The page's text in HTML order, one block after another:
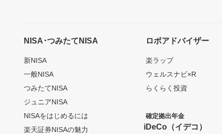
NISA･つみたてNISA
新NISA
一般NISA
つみたてNISA
ジュニアNISA
NISAをはじめるには
楽天証券NISAの魅力
ロボアドバイザー
楽ラップ
ウェルスナビ×R
らくらく投資
確定拠出年金
iDeCo（イデコ）